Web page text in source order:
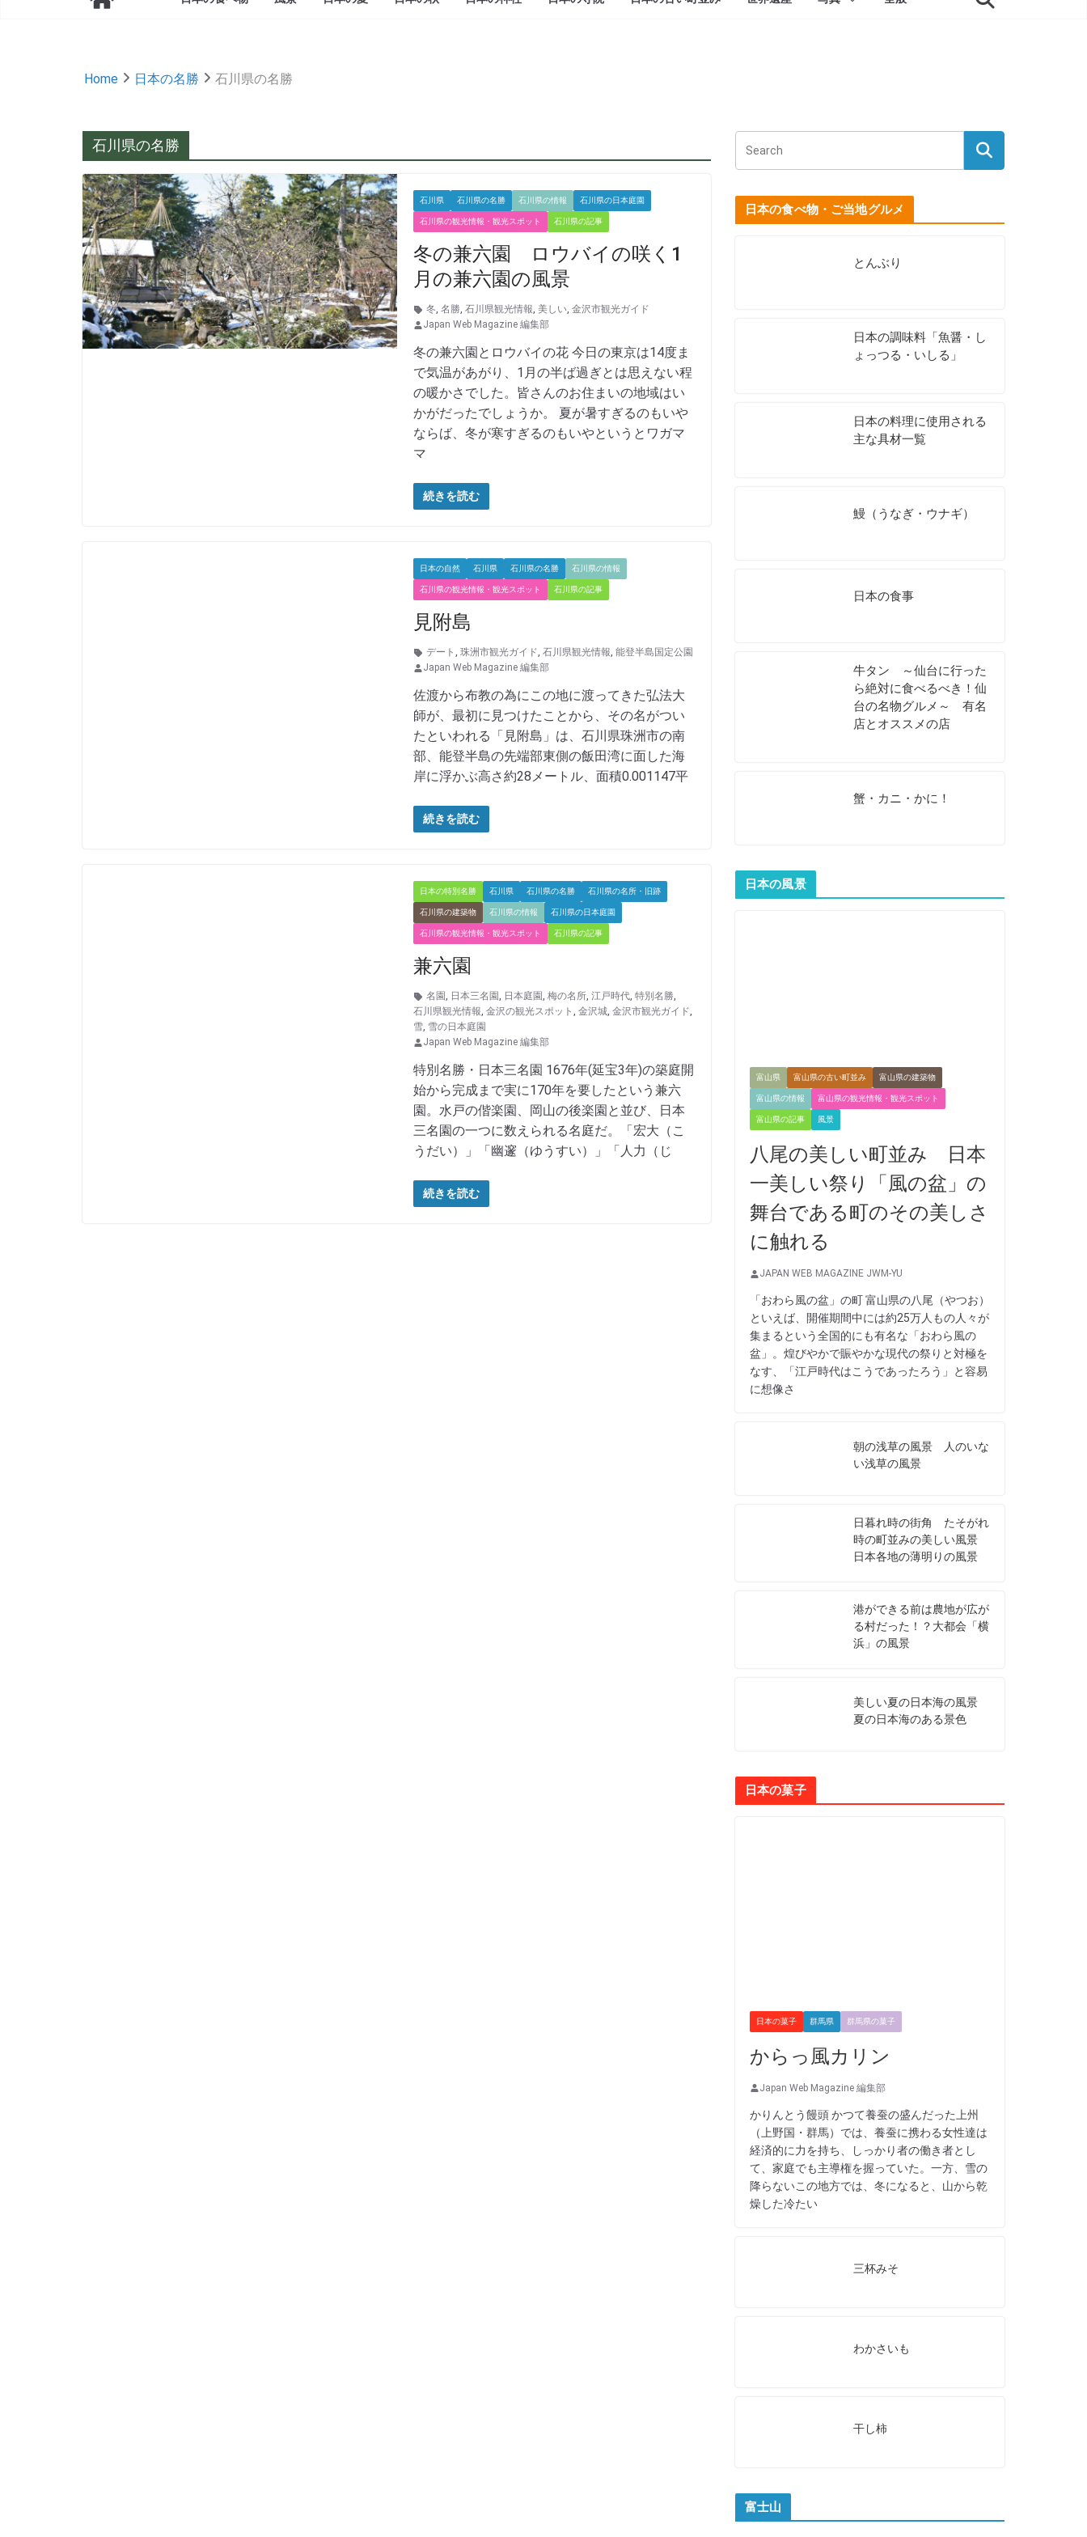
Home 日本の名勝 石川県の名勝
石川県の名勝
石川県 石川県の名勝 石川県の情報 石川県の日本庭園
石川県の観光情報・観光スポット 石川県の記事
冬の兼六園 ロウバイの咲く1
月の兼六園の風景
冬, 名勝, 石川県観光情報, 美しい, 金沢市観光ガイド
Japan Web Magazine 編集部
冬の兼六園とロウバイの花 今日の東京は14度ま
で気温があがり、1月の半ば過ぎとは思えない程
の暖かさでした。皆さんのお住まいの地域はい
かがだったでしょうか。 夏が暑すぎるのもいや
ならば、冬が寒すぎるのもいやというとワガマ
マ
続きを読む
日本の自然 石川県 石川県の名勝 石川県の情報
石川県の観光情報・観光スポット 石川県の記事
見附島
デート , 珠洲市観光ガイド, 石川県観光情報, 能登半島国定公園
Japan Web Magazine 編集部
佐渡から布教の為にこの地に渡ってきた弘法大
師が、最初に見つけたことから、その名がつい
たといわれる「見附島」は、石川県珠洲市の南
部、能登半島の先端部東側の飯田湾に面した海
岸に浮かぶ高さ約28メートル、面積0.001147平
続きを読む
日本の特別名勝 石川県 石川県の名勝 石川県の名所・旧跡
石川県の建築物 石川県の情報 石川県の日本庭園
石川県の観光情報・観光スポット 石川県の記事
兼六園
名園, 日本三名園, 日本庭園, 梅の名所, 江戸時代, 特別名勝,
石川県観光情報, 金沢の観光スポット , 金沢城, 金沢市観光ガイド,
雪, 雪の日本庭園
Japan Web Magazine 編集部
特別名勝・日本三名園 1676年(延宝3年)の築庭開
始から完成まで実に170年を要したという兼六
園。水戸の偕楽園、岡山の後楽園と並び、日本
三名園の一つに数えられる名庭だ。「宏大（こ
うだい）」「幽邃（ゆうすい）」「人力（じ
続きを読む
日本の食べ物・ご当地グルメ
とんぶり
日本の調味料「魚醤・し
ょっつる・いしる」
日本の料理に使用される
主な具材一覧
鰻（うなぎ・ウナギ）
日本の食事
牛タン ～仙台に行った
ら絶対に食べるべき！仙
台の名物グルメ～ 有名
店とオススメの店
蟹・カニ・かに！
日本の風景
富山県 富山県の古い町並み 富山県の建築物
富山県の情報 富山県の観光情報・観光スポット
富山県の記事 風景
八尾の美しい町並み 日本
一美しい祭り「風の盆」の
舞台である町のその美しさ
に触れる
JAPAN WEB MAGAZINE JWM-YU
「おわら風の盆」の町 富山県の八尾（やつお）
といえば、開催期間中には約25万人もの人々が
集まるという全国的にも有名な「おわら風の
盆」。煌びやかで賑やかな現代の祭りと対極を
なす、「江戸時代はこうであったろう」と容易
に想像さ
朝の浅草の風景 人のいな
い浅草の風景
日暮れ時の街角 たそがれ
時の町並みの美しい風景
日本各地の薄明りの風景
港ができる前は農地が広が
る村だった！？大都会「横
浜」の風景
美しい夏の日本海の風景
夏の日本海のある景色
日本の菓子
日本の菓子 群馬県 群馬県の菓子
からっ風カリン
Japan Web Magazine 編集部
かりんとう饅頭 かつて養蚕の盛んだった上州
（上野国・群馬）では、養蚕に携わる女性達は
経済的に力を持ち、しっかり者の働き者とし
て、家庭でも主導権を握っていた。一方、雪の
降らないこの地方では、冬になると、山から乾
燥した冷たい
三杯みそ
わかさいも
干し柿
富士山